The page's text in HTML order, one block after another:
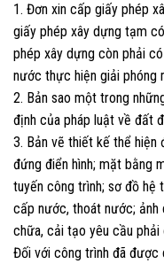
1. Đơn xin cấp giấy phép
giấy phép xây dựng tạm
phép xây dựng còn phải
nước thực hiện giải phóng
2. Bản sao một trong
định của pháp luật về đất
3. Bản vẽ thiết kế thể
đứng điển hình; mặt bằng
tuyến công trình; sơ đồ hệ
cấp nước, thoát nước;
chữa, cải tạo yêu cầu
Đối với công trình đã được